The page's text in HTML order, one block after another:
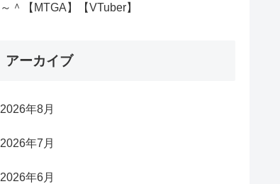
～＾【MTGA】【VTuber】
アーカイブ
2026年8月
2026年7月
2026年6月